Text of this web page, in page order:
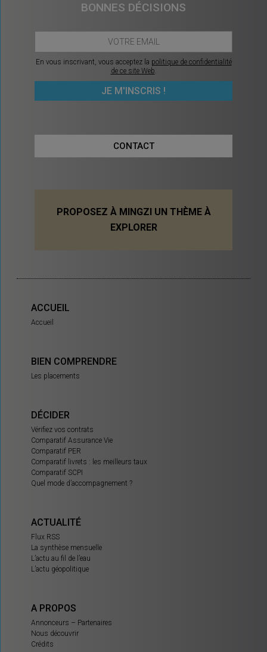
BONNES DÉCISIONS
En vous inscrivant, vous acceptez la politique de confidentialité
de ce site Web.
CONTACT
PROPOSEZ À MINGZI UN THÈME À
EXPLORER
ACCUEIL
Accueil
BIEN COMPRENDRE
Les placements
DÉCIDER
Vérifiez vos contrats
Comparatif Assurance Vie
Comparatif PER
Comparatif livrets : les meilleurs taux
Comparatif SCPI
Quel mode d’accompagnement ?
ACTUALITÉ
Flux RSS
La synthèse mensuelle
L’actu au fil de l’eau
L’actu géopolitique
A PROPOS
Annonceurs – Partenaires
Nous découvrir
Crédits